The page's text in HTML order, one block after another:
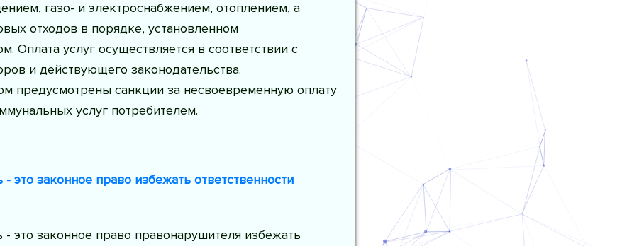
газо- и электроснабжением, отоплением, а
отходов в порядке, установленном
Оплата услуг осуществляется в соответствии с
и действующего законодательства.
предусмотрены санкции за несвоевременную оплату
услуг потребителем.
- это законное право избежать ответственности
- это законное право правонарушителя избежать